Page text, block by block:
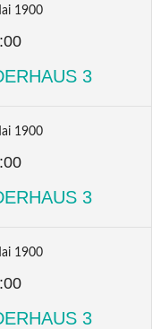
1900
3
1900
3
1900
3